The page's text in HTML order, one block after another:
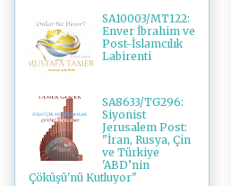
SA10003/MT122:
Enver İbrahim ve
Post-İslamcılık
Labirenti
SA8633/TG296:
Siyonist
Jerusalem Post:
"İran, Rusya, Çin
ve Türkiye
'ABD’nin
Çöküşü'nü Kutluyor"